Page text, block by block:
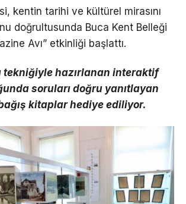
kentin tarihi ve kültürel mirasını
doğrultusunda Buca Kent Belleği
Avı” etkinliği başlattı.
tekniğiyle hazırlanan interaktif
soruları doğru yanıtlayan
kitaplar hediye ediliyor.